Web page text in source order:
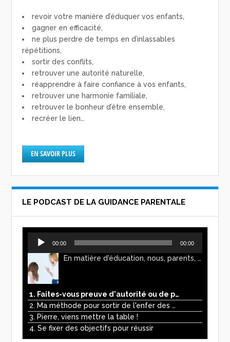
revoir votre manière d’éduquer vos enfants,
gagner en efficacité,
ne plus perdre de temps en d’inlassables
répétitions,
sortir des conflits,
retrouver une autorité naturelle,
réapprendre à faire confiance à vos enfants,
retrouver une harmonie familiale,
retrouver le bonheur d’être ensemble,
recréer le lien…
EN SAVOIR PLUS
LE PODCAST DE LA GUIDANCE PARENTALE
Lecteur
audio
00:00 00:00
En matière d'éducation, nous, parents, avons l'impression de faire preuve d'autorité. Mais n'est-ce pas, parfois, plutôt un jeu de pouvoir ? Ce podcast vous permettra d'y voir plus clair !
1. Faites-vous preuve d'autorité ou de pouvoir avec vos enfants ?
2. Ma méthode pour sortir de l'enfer des écrans
3. Pierre, viens mettre la table !
4. Se fixer des objectifs pour réussir